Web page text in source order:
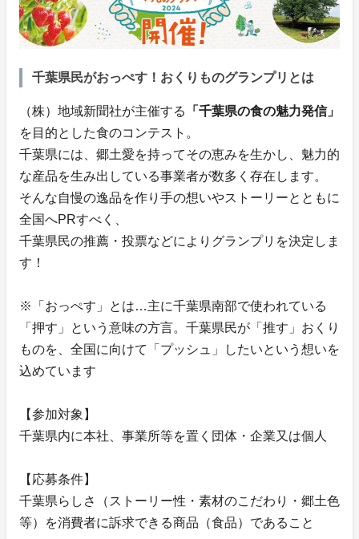
千葉県民がおっぺす！おくりものグランプリとは
（株）地域新聞社が主催する
「千葉県の食の魅力発信」
を目的とした食のコンテスト。
千葉県には、郷土愛を持ってその恵みを生かし、魅力的
な産品を生み出している事業者が数多く存在します。
そんな自慢の逸品を作り手の想いやストーリーとともに
全国へPRすべく、
千葉県民の推薦・投票などによりグランプリを決定しま
す！
※「おっぺす」とは…主に千葉県南部で使われている
「押す」という意味の方言。千葉県民が「推す」おくり
ものを、全国に向けて「プッシュ」したいという想いを
込めています
【参加対象】
千葉県内に本社、事業所等を置く団体・企業又は個人
【応募条件】
千葉県らしさ（ストーリー性・素材のこだわり・郷土色
等）を消費者に訴求できる商品（食品）であること